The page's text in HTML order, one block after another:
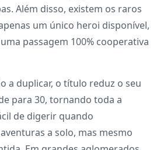
Além disso, existem os raros
um único heroi disponível,
passagem 100% cooperativa
a duplicar, o título reduz o seu
para 30, tornando toda a
de digerir quando
a solo, mas mesmo